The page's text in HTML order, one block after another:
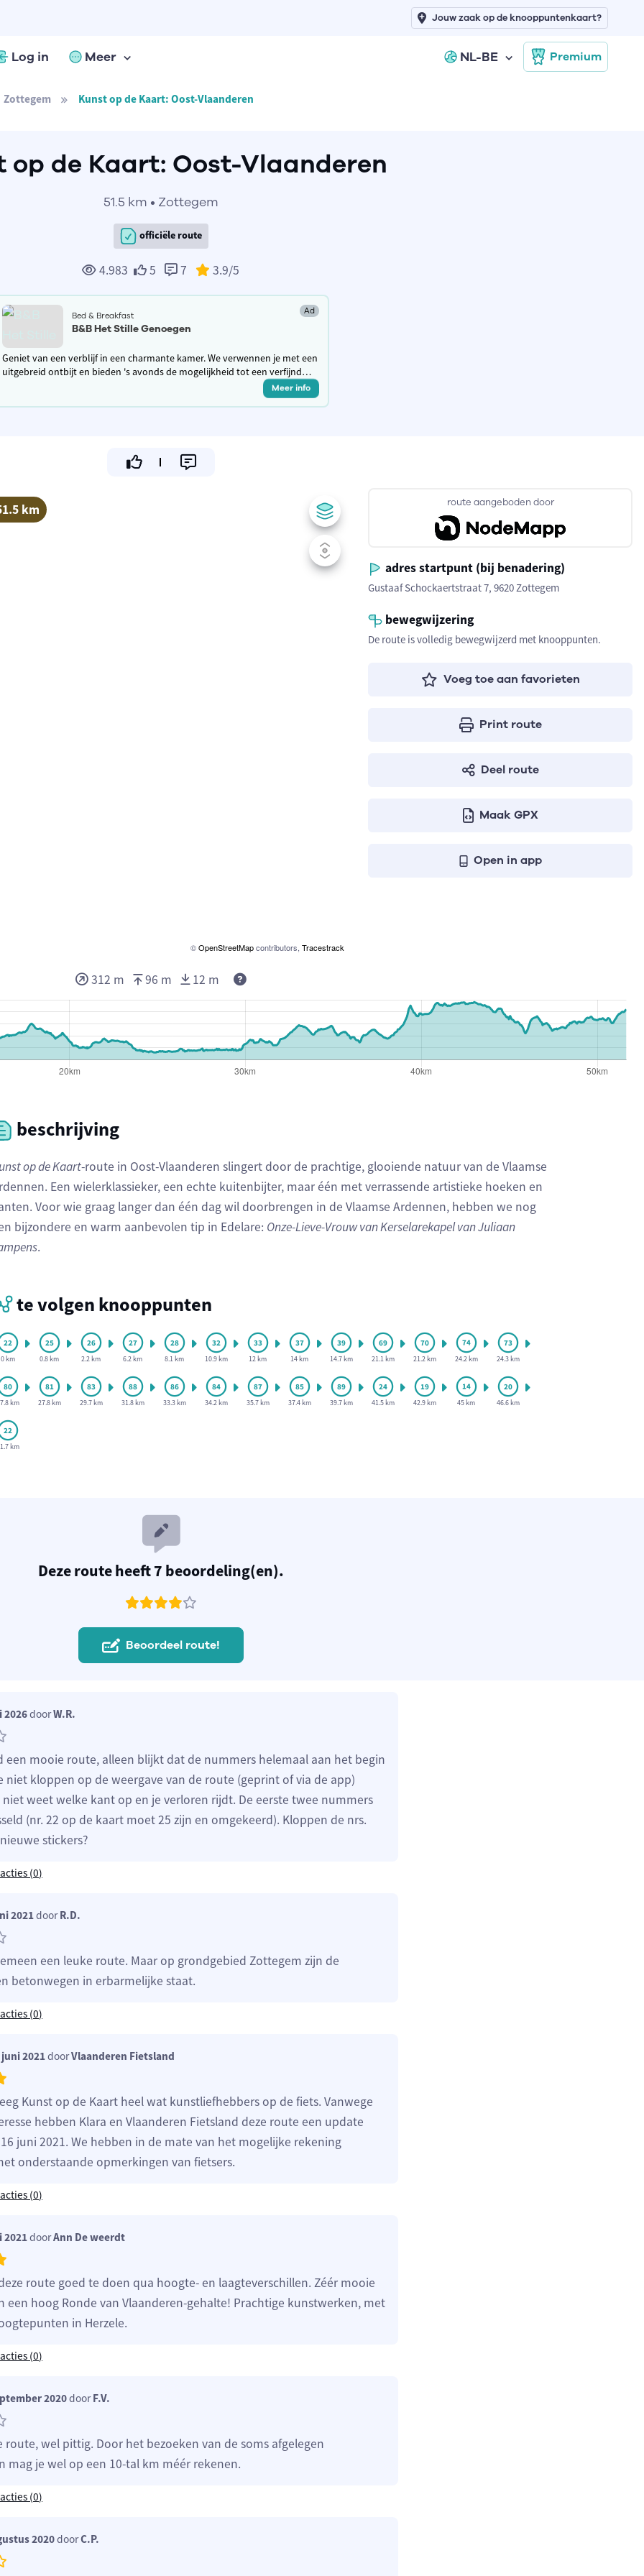
Log in Meer NL-BE Premium
Jouw zaak op de knooppuntenkaart?
Zottegem Kunst op de Kaart: Oost-Vlaanderen
op de Kaart: Oost-Vlaanderen
51.5 km • Zottegem
officiële route
4.983 5 7 3.9/5
Bed & Breakfast Ad
B&B Het Stille Genoegen
Geniet van een verblijf in een charmante kamer. We verwennen je met een
uitgebreid ontbijt en bieden 's avonds de mogelijkheid tot een verfijnd
Meer info
km
©OpenStreetMapcontributors, Tracestrack
route aangeboden door
adres startpunt (bij benadering)
Gustaaf Schockaertstraat 7, 9620 Zottegem
bewegwijzering
De route is volledig bewegwijzerd met knooppunten.
Voeg toe aan favorieten
Print route
Deel route
Maak GPX
Open in app
312 m 96 m 12 m
beschrijving
op de Kaart-route in Oost-Vlaanderen slingert door de prachtige, glooiende natuur van de Vlaamse
Een wielerklassieker, een echte kuitenbijter, maar één met verrassende artistieke hoeken en
Voor wie graag langer dan één dag wil doorbrengen in de Vlaamse Ardennen, hebben we nog
bijzondere en warm aanbevolen tip in Edelare: Onze-Lieve-Vrouw van Kerselarekapel van Juliaan
.
te volgen knooppunten
0 km 0.8 km 2.2 km 6.2 km 8.1 km 10.9 km 12 km 14 km 14.7 km 21.1 km 21.2 km 24.2 km 24.3 km
km 27.8 km 29.7 km 31.8 km 33.3 km 34.2 km 35.7 km 37.4 km 39.7 km 41.5 km 42.9 km 45 km 46.6 km
km
Deze route heeft 7 beoordeling(en).
Beoordeel route!
2026doorW.R.
een mooie route, alleen blijkt dat de nummers helemaal aan het begin
niet kloppen op de weergave van de route (geprint of via de app)
weet welke kant op en je verloren rijdt. De eerste twee nummers
(nr. 22 op de kaart moet 25 zijn en omgekeerd). Kloppen de nrs.
stickers?
(0)
2021doorR.D.
een leuke route. Maar op grondgebied Zottegem zijn de
betonwegen in erbarmelijke staat.
(0)
2021doorVlaanderen Fietsland
Kunst op de Kaart heel wat kunstliefhebbers op de fiets. Vanwege
hebben Klara en Vlaanderen Fietsland deze route een update
juni 2021. We hebben in de mate van het mogelijke rekening
onderstaande opmerkingen van fietsers.
(0)
2021doorAnn De weerdt
route goed te doen qua hoogte- en laagteverschillen. Zéér mooie
een hoog Ronde van Vlaanderen-gehalte! Prachtige kunstwerken, met
in Herzele.
(0)
2020doorF.V.
route, wel pittig. Door het bezoeken van de soms afgelegen
mag je wel op een 10-tal km méér rekenen.
(0)
2020doorC.P.